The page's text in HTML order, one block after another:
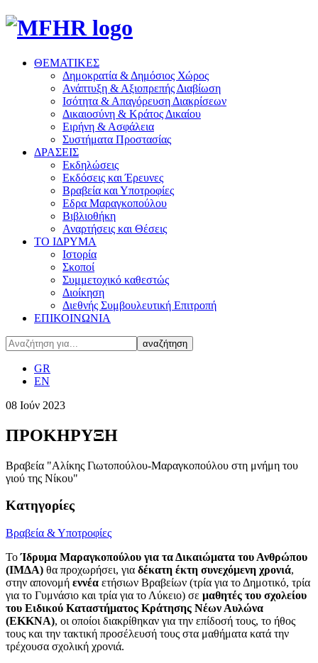
ΘΕΜΑΤΙΚΕΣ
Δημοκρατία & Δημόσιος Χώρος
Ανάπτυξη & Αξιοπρεπής Διαβίωση
Ισότητα & Απαγόρευση Διακρίσεων
Δικαιοσύνη & Κράτος Δικαίου
Ειρήνη & Ασφάλεια
Συστήματα Προστασίας
ΔΡΑΣΕΙΣ
Εκδηλώσεις
Εκδόσεις και Έρευνες
Βραβεία και Υποτροφίες
Εδρα Μαραγκοπούλου
Βιβλιοθήκη
Αναρτήσεις και Θέσεις
ΤΟ ΙΔΡΥΜΑ
Ιστορία
Σκοποί
Συμμετοχικό καθεστώς
Διοίκηση
Διεθνής Συμβουλευτική Επιτροπή
ΕΠΙΚΟΙΝΩΝΙΑ
GR
EN
08 Ιούν 2023
ΠΡΟΚΗΡΥΞΗ
Βραβεία "Αλίκης Γιωτοπούλου-Μαραγκοπούλου στη μνήμη του
γιού της Νίκου"
Κατηγορίες
Βραβεία & Υποτροφίες
ΤοΊδρυμα Μαραγκοπούλου για τα Δικαιώματα του Ανθρώπου
(ΙΜΔΑ) θα προχωρήσει, για δέκατη έκτη συνεχόμενη χρονιά,
στην απονομή εννέα ετήσιων Βραβείων (τρία για το Δημοτικό, τρία
για το Γυμνάσιο και τρία για το Λύκειο) σε μαθητές του σχολείου
του Ειδικού Καταστήματος Κράτησης Νέων Αυλώνα
(ΕΚΚΝΑ), οι οποίοι διακρίθηκαν για την επίδοσή τους, το ήθος
τους και την τακτική προσέλευσή τους στα μαθήματα κατά την
τρέχουσα σχολική χρονιά.